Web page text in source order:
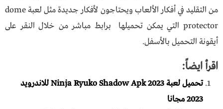
من التقليد في أفكار الألعاب ويحتاجون لأفكار جديدة مثل لعبة dome
protector التي يمكن تحميلها برابط مباشر من خلال النقر على
أيقونة التحميل بالأسفل.
اقرأ ايضاً:
تحميل لعبة Ninja Ryuko Shadow Apk 2023 للاندرويد
2023 مجانا